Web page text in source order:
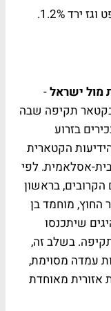
מול ישראל-
תקיפה שבה
בזרוע
הקטארית
אסלאמית. לפי
בראשון
מוחמד בן
שיתכנסו
בשלב זה,
עמדה מסוימת,
אזורית מאוחדת